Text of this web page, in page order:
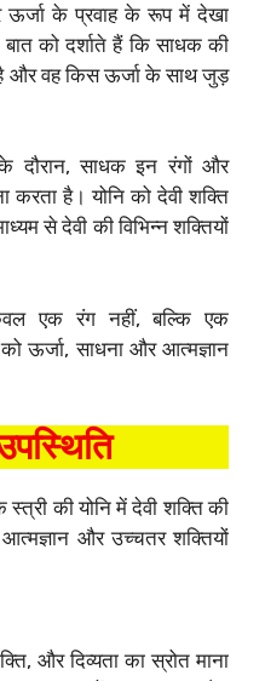
ऊर्जा के प्रवाह के रूप में देखा
बात को दर्शाते हैं कि साधक की
है और वह किस ऊर्जा के साथ जुड़
दौरान, साधक इन रंगों और
है। योनि को देवी शक्ति
से देवी की विभिन्न शक्तियों
एक रंग नहीं, बल्कि एक
ऊर्जा, साधना और आत्मज्ञान
की योनि में देवी शक्ति की
और उच्चतर शक्तियों
और दिव्यता का स्रोत माना